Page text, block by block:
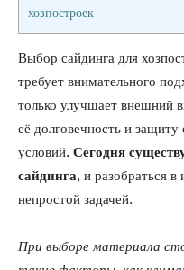
хозпостроек
Выбор сайдинга для
требует внимательного
только улучшает внешний
её долговечность и
условий. Сегодня
сайдинга, и разобраться
непростой задачей.
При выборе материала